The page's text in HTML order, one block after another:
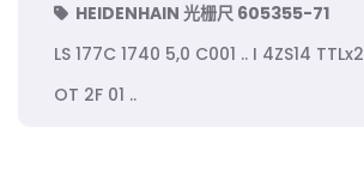
HEIDENHAIN 光栅尺 605355-71
LS 177C 1740 5,0 C001 .. I 4ZS14
OT 2F 01 ..